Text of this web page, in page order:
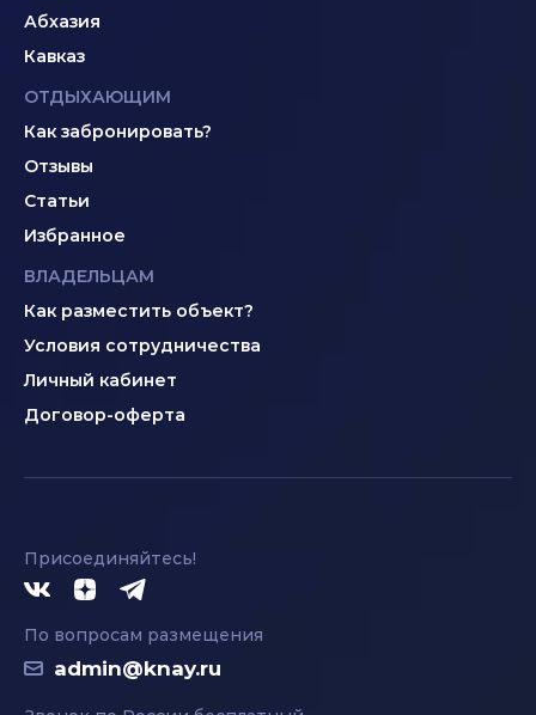
Абхазия
Кавказ
ОТДЫХАЮЩИМ
Как забронировать?
Отзывы
Статьи
Избранное
ВЛАДЕЛЬЦАМ
Как разместить объект?
Условия сотрудничества
Личный кабинет
Договор-оферта
Присоединяйтесь!
По вопросам размещения
admin@knay.ru